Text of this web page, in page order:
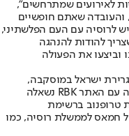
לאירועים שמתרחשים",
והעובדה שאתם חופשיים
לרוסיה עם העם הפלשתיני,
להודות להנהגה
וביצעו את הפעולה
השנה שגרירת ישראל במוסקבה,
סימונה הלפרין, סותר את דברי פוטין. בשיחה עם האתר RBK נשאלה
טרופנוב ברשימת
חמאס לממשלת רוסיה, כמו